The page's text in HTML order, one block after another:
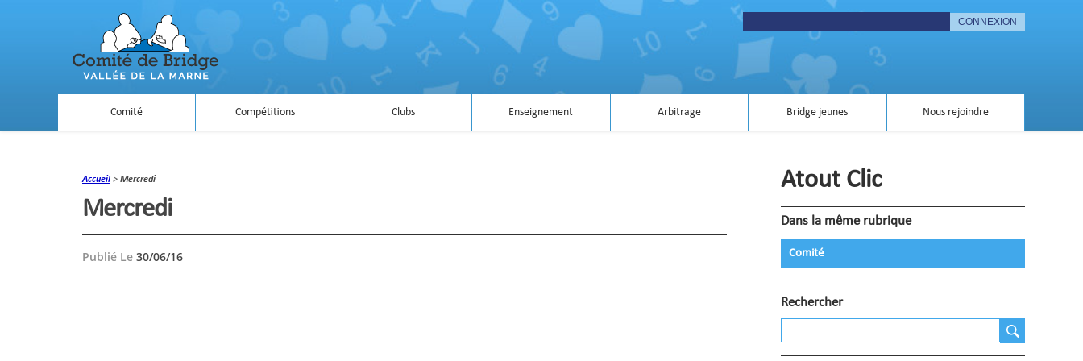
Comité Compétitions Clubs Enseignement Arbitrage Bridge jeunes Nous rejoindre
Accueil> Mercredi
Mercredi
Publié Le 30/06/16
Atout Clic
Dans la même rubrique
Comité
Rechercher